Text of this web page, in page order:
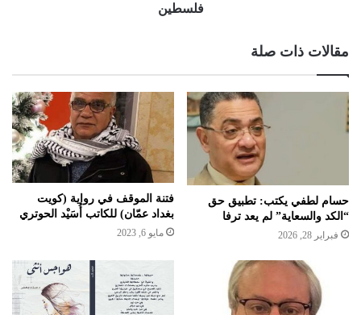
فلسطين
مقالات ذات صلة
حسام لطفي يكتب: تطبيق حق
“الكد والسعاية” لم يعد ترفا
فبراير 28, 2026
فتنة الموقف في رواية (كويت
بغداد عمّان) للكاتب أُسَيْد الحوتري
مايو 6, 2023